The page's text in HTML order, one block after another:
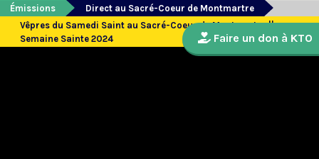
Émissions
Direct au Sacré-Coeur de Montmartre
Vêpres du Samedi Saint au Sacré-Coeur de Montmartre ||
Semaine Sainte 2024
Faire un don à KTO